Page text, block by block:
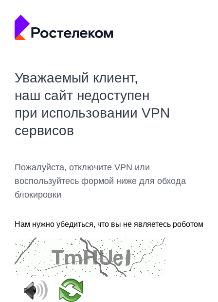
Уважаемый клиент,
наш сайт недоступен
при использовании VPN
сервисов
Пожалуйста, отключите VPN или
воспользуйтесь формой ниже для обхода
блокировки
Нам нужно убедиться, что вы не являетесь роботом